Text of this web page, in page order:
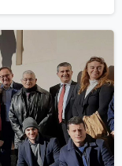
Como CO